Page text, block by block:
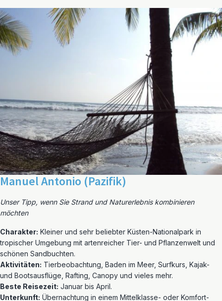
Manuel Antonio (Pazifik)
Unser Tipp, wenn Sie Strand und Naturerlebnis kombinieren
möchten
Charakter: Kleiner und sehr beliebter Küsten-Nationalpark in
tropischer Umgebung mit artenreicher Tier- und Pflanzenwelt und
schönen Sandbuchten.
Aktivitäten: Tierbeobachtung, Baden im Meer, Surfkurs, Kajak-
und Bootsausflüge, Rafting, Canopy und vieles mehr.
Beste Reisezeit: Januar bis April.
Unterkunft: Übernachtung in einem Mittelklasse- oder Komfort-